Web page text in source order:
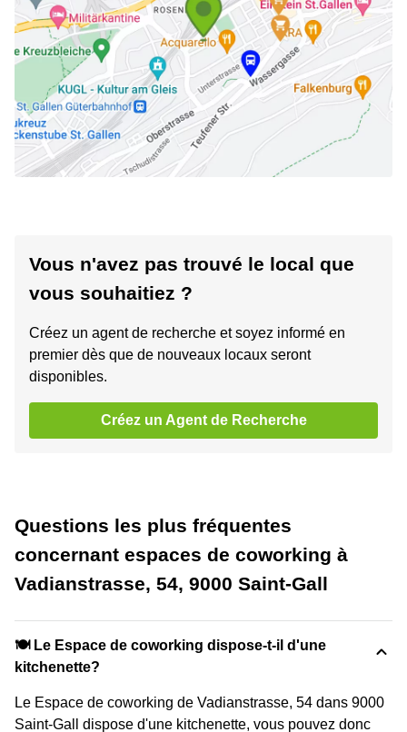
Vous n'avez pas trouvé le local que
vous souhaitiez ?
Créez un agent de recherche et soyez informé en
premier dès que de nouveaux locaux seront
disponibles.
Créez un Agent de Recherche
Questions les plus fréquentes
concernant espaces de coworking à
Vadianstrasse, 54, 9000 Saint-Gall
🍽️ Le Espace de coworking dispose-t-il d'une
kitchenette?
Le Espace de coworking de Vadianstrasse, 54 dans 9000
Saint-Gall dispose d'une kitchenette, vous pouvez donc